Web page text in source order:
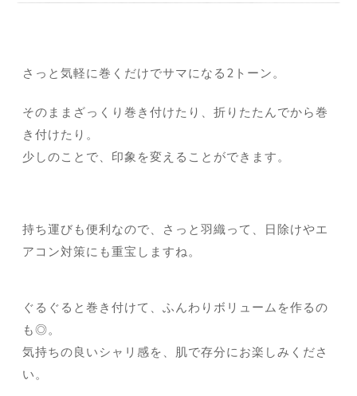
さっと気軽に巻くだけでサマになる2トーン。
そのままざっくり巻き付けたり、折りたたんでから巻
き付けたり。
少しのことで、印象を変えることができます。
持ち運びも便利なので、さっと羽織って、日除けやエ
アコン対策にも重宝しますね。
ぐるぐると巻き付けて、ふんわりボリュームを作るの
も◎。
気持ちの良いシャリ感を、肌で存分にお楽しみくださ
い。